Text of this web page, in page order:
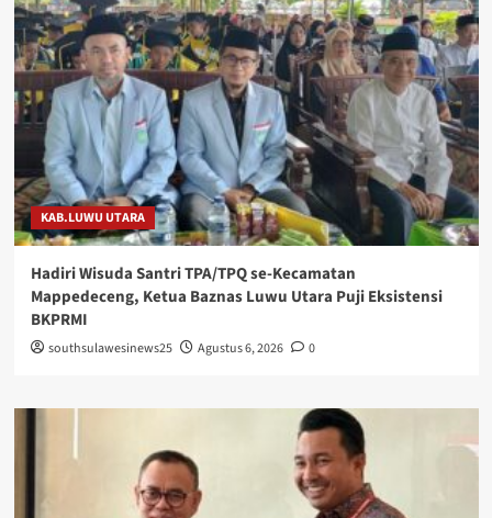
KAB.LUWU UTARA
Hadiri Wisuda Santri TPA/TPQ se-Kecamatan
Mappedeceng, Ketua Baznas Luwu Utara Puji Eksistensi
BKPRMI
southsulawesinews25 Agustus 6, 2026 0